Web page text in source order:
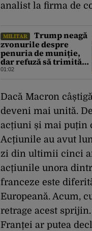
analist la firma de
MILITAR
Trump neagă
zvonurile despre
penuria de muniție,
dar refuză să trimită
rachete Ucrainei:
01:02
Dacă Macron
deveni mai unită.
acțiuni și mai puțin
Acțiunile au avut
zi din ultimii cinci
acțiunile unora
franceze este
Europeană. Acum,
retrage acest
Franței ar putea